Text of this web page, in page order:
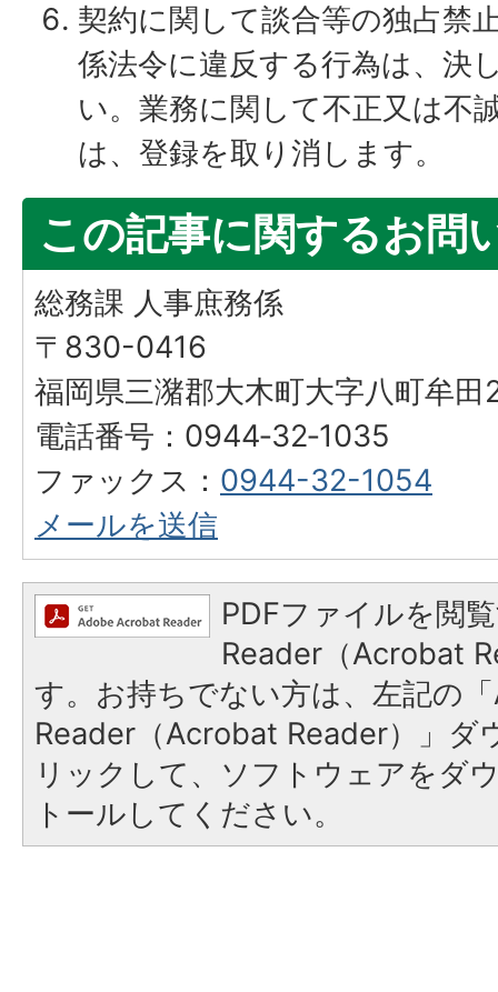
契約に関して談合等の独占禁
係法令に違反する行為は、決
い。業務に関して不正又は不
は、登録を取り消します。
この記事に関するお問
総務課 人事庶務係
〒830-0416
福岡県三潴郡大木町大字八町牟
電話番号：0944‐32‐1035
ファックス： 0944-32-1054
メールを送信
PDFファイルを閲
Reader（Acrobat
す。お持ちでない方は、左記の
Reader（Acrobat Reader）」ダ
リックして、ソフトウェアをダ
トールしてください。